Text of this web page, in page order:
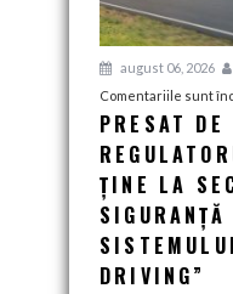
august 06, 2026
Comentariile sunt
PRESAT
ȚINE LA
SIGURANȚĂ
DRIVING”